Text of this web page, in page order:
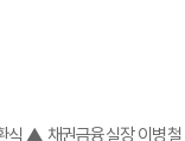
식 ▲ 채권금융실장 이병철